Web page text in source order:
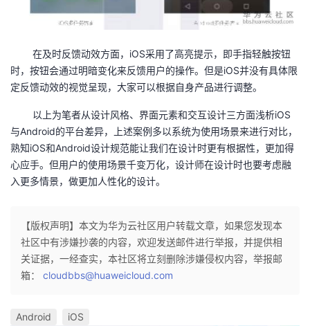
在及时反馈动效方面，iOS采用了高亮提示，即手指轻触按钮
时，按钮会通过明暗变化来反馈用户的操作。但是iOS并没有具体限
定反馈动效的视觉呈现，大家可以根据自身产品进行调整。
以上为笔者从设计风格、界面元素和交互设计三方面浅析iOS
与Android的平台差异，上述案例多以系统为使用场景来进行对比，
熟知iOS和Android设计规范能让我们在设计时更有根据性，更加得
心应手。但用户的使用场景千变万化，设计师在设计时也要考虑融
入更多情景，做更加人性化的设计。
【版权声明】本文为华为云社区用户转载文章，如果您发现本
社区中有涉嫌抄袭的内容，欢迎发送邮件进行举报，并提供相
关证据，一经查实，本社区将立刻删除涉嫌侵权内容，举报邮
箱： cloudbbs@huaweicloud.com
Android iOS